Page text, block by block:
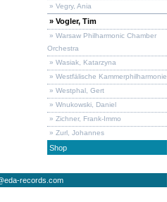
» Vegry, Ania
» Vogler, Tim
» Warsaw Philharmonic Chamber
Orchestra
» Wasiak, Katarzyna
» Westfälische Kammerphilharmonie
» Westphal, Gert
» Wnukowski, Daniel
» Zichner, Frank-Immo
» Zurl, Johannes
Shop
records.com